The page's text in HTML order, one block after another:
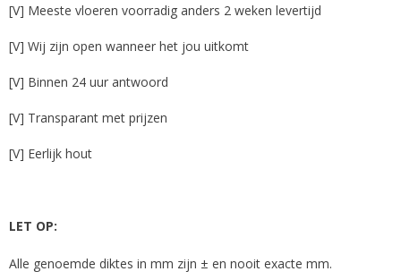
[V] Meeste vloeren voorradig anders 2 weken levertijd
[V] Wij zijn open wanneer het jou uitkomt
[V] Binnen 24 uur antwoord
[V] Transparant met prijzen
[V] Eerlijk hout
LET OP:
Alle genoemde diktes in mm zijn ± en nooit exacte mm.